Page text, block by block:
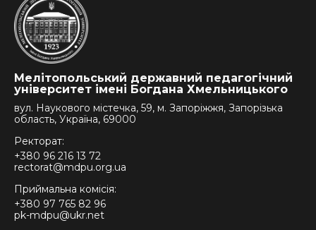
Мелітопольський державний педагогічний
університет імені Богдана Хмельницького
вул. Наукового містечка, 59, м. Запоріжжя, Запорізька
область, Україна, 69000
Ректорат:
+380 96 216 13 72
rectorat@mdpu.org.ua
Приймальна комісія:
+380 97 765 82 96
pk-mdpu@ukr.net